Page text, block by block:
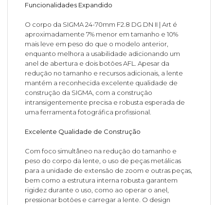
Funcionalidades Expandido
O corpo da SIGMA 24-70mm F2.8 DG DN II | Art é
aproximadamente 7% menor em tamanho e 10%
mais leve em peso do que o modelo anterior,
enquanto melhora a usabilidade adicionando um
anel de abertura e dois botões AFL. Apesar da
redução no tamanho e recursos adicionais, a lente
mantém a reconhecida excelente qualidade de
construção da SIGMA, com a construção
intransigentemente precisa e robusta esperada de
uma ferramenta fotográfica profissional.
Excelente Qualidade de Construção
Com foco simultâneo na redução do tamanho e
peso do corpo da lente, o uso de peças metálicas
para a unidade de extensão de zoom e outras peças,
bem como a estrutura interna robusta garantem
rigidez durante o uso, como ao operar o anel,
pressionar botões e carregar a lente. O design